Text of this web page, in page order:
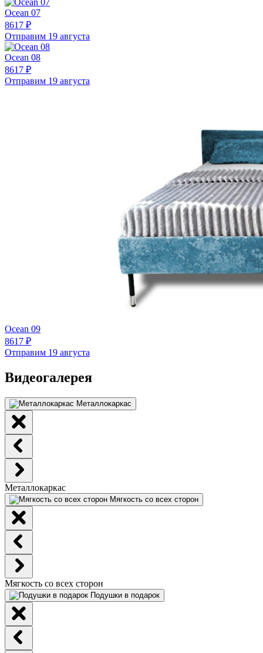
Ocean 07
8617 ₽
Отправим 19 августа
Ocean 08
8617 ₽
Отправим 19 августа
Ocean 09
8617 ₽
Отправим 19 августа
Видеогалерея
Металлокаркас
Металлокаркас
Мягкость со всех сторон
Мягкость со всех сторон
Подушки в подарок